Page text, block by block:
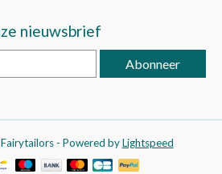
nieuwsbrief
Abonneer
- Powered byLightspeed